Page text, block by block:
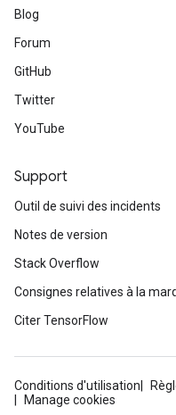
Blog
Forum
GitHub
Twitter
YouTube
Support
Outil de suivi des incidents
Notes de version
Stack Overflow
Consignes relatives à la
Citer TensorFlow
Conditions d'utilisation
Manage cookies